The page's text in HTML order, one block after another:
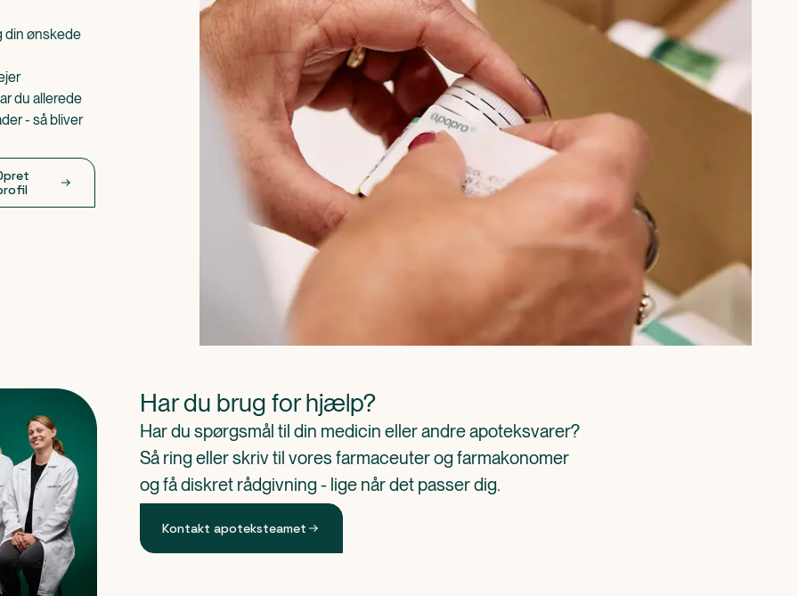
din ønskede
du allerede
- så bliver
Har du brug for hjælp?
Har du spørgsmål til din medicin eller andre apoteksvarer?
Så ring eller skriv til vores farmaceuter og farmakonomer
og få diskret rådgivning - lige når det passer dig.
Kontakt apoteksteamet